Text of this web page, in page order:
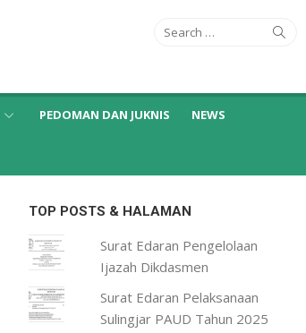
Search
PEDOMAN DAN JUKNIS NEWS
TOP POSTS & HALAMAN
Surat Edaran Pengelolaan
Ijazah Dikdasmen
Surat Edaran Pelaksanaan
Sulingjar PAUD Tahun 2025